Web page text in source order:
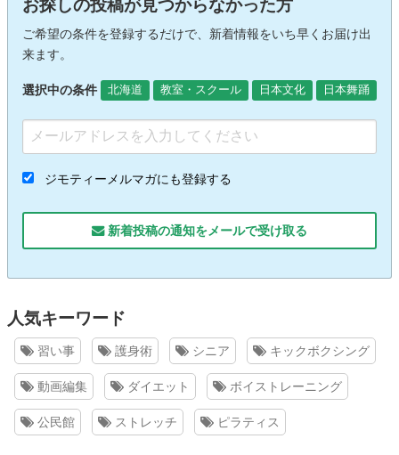
お探しの投稿が見つからなかった方
ご希望の条件を登録するだけで、新着情報をいち早くお届け出
来ます。
選択中の条件 北海道 教室・スクール 日本文化 日本舞踊
ジモティーメルマガにも登録する
新着投稿の通知をメールで受け取る
人気キーワード
習い事 護身術 シニア キックボクシング
動画編集 ダイエット ボイストレーニング
公民館 ストレッチ ピラティス